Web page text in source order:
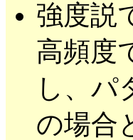
強度説
高頻度
し、パ
の場合